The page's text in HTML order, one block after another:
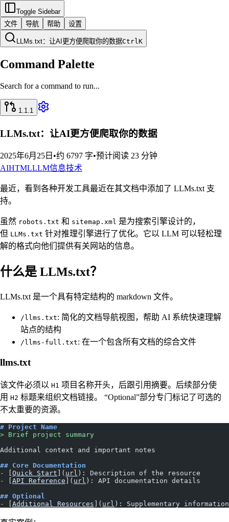
Toggle Sidebar
文件
导航 帮助 设置
LLMs.txt：让AI更方便爬取你的数据CtrlK
Command Palette
Search for a command to run...
1.1.1
LLMs.txt：让AI更方便爬取你的数据
2025年6月25日 •约 6797 字•预计阅读 23 分钟
AIHTMLLLM信息技术
最近，看到各种开发工具最近在其文档中添加了 LLMs.txt 支
持。
虽然 robots.txt 和 sitemap.xml 是为搜索引擎设计的，
但 LLMs.txt 针对推理引擎进行了优化。它以 LLM 可以轻松理
解的格式向他们提供有关网站的信息。
什么是 LLMs.txt？
LLMs.txt 是一个具有特定结构的 markdown 文件。
/llms.txt: 简化的文档导航视图，帮助 AI 系统快速理解
站点的结构
/llms-full.txt: 在一个包含所有文档的综合文件
llms.txt
该文件必须以 H1 项目名称开头，后跟引用摘要。后续部分使
用 H2 标题来组织文档链接。 “Optional”部分专门标记了可选的
不太重要的资源。
# Project Name
> Brief project summary
Additional context and important notes
## Core Documentation
-
[Quick Start ]( url ): Description of the resource
-
[API Reference ]( url ): API documentation details
## Optional
-
[Additional Resources ]( url ): Supplementary information